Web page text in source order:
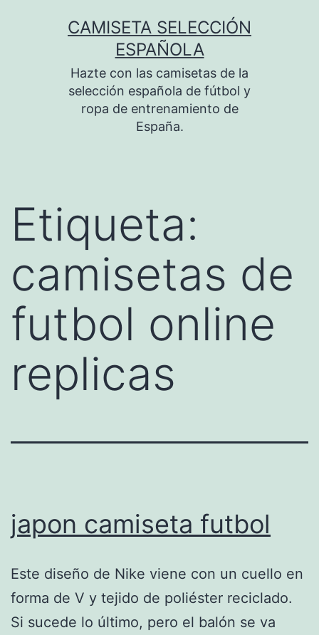
CAMISETA SELECCIÓN
ESPAÑOLA
Hazte con las camisetas de la
selección española de fútbol y
ropa de entrenamiento de
España.
Etiqueta:
camisetas de
futbol online
replicas
japon camiseta futbol
Este diseño de Nike viene con un cuello en
forma de V y tejido de poliéster reciclado.
Si sucede lo último, pero el balón se va